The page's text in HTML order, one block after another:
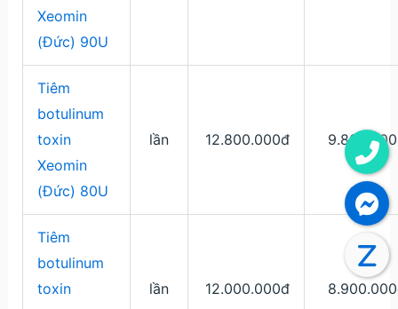
Xeomin
(Đức) 90U
Tiêm
botulinum
toxin
Xeomin
(Đức) 80U
lần 12.800.000đ
Tiêm
botulinum
toxin
lần 12.000.000đ